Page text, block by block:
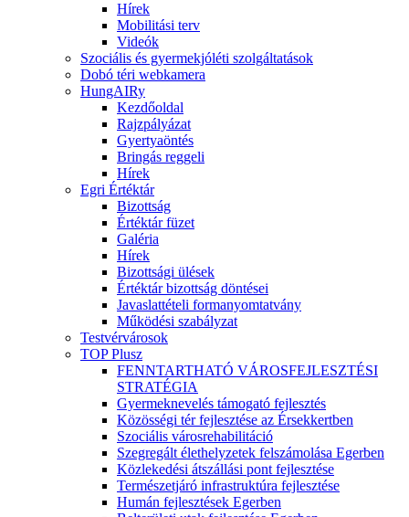
Hírek
Mobilitási terv
Videók
Szociális és gyermekjóléti szolgáltatások
Dobó téri webkamera
HungAIRy
Kezdőoldal
Rajzpályázat
Gyertyaöntés
Bringás reggeli
Hírek
Egri Értéktár
Bizottság
Értéktár füzet
Galéria
Hírek
Bizottsági ülések
Értéktár bizottság döntései
Javaslattételi formanyomtatvány
Működési szabályzat
Testvérvárosok
TOP Plusz
FENNTARTHATÓ VÁROSFEJLESZTÉSI
STRATÉGIA
Gyermeknevelés támogató fejlesztés
Közösségi tér fejlesztése az Érsekkertben
Szociális városrehabilitáció
Szegregált élethelyzetek felszámolása Egerben
Közlekedési átszállási pont fejlesztése
Természetjáró infrastruktúra fejlesztése
Humán fejlesztések Egerben